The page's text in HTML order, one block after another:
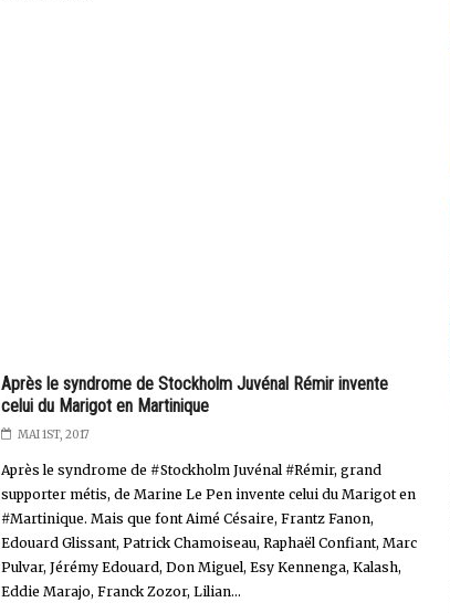
Après le syndrome de Stockholm Juvénal Rémir invente
celui du Marigot en Martinique
MAI 1ST, 2017
Après le syndrome de #Stockholm Juvénal #Rémir, grand
supporter métis, de Marine Le Pen invente celui du Marigot en
#Martinique. Mais que font Aimé Césaire, Frantz Fanon,
Edouard Glissant, Patrick Chamoiseau, Raphaël Confiant, Marc
Pulvar, Jérémy Edouard, Don Miguel, Esy Kennenga, Kalash,
Eddie Marajo, Franck Zozor, Lilian...